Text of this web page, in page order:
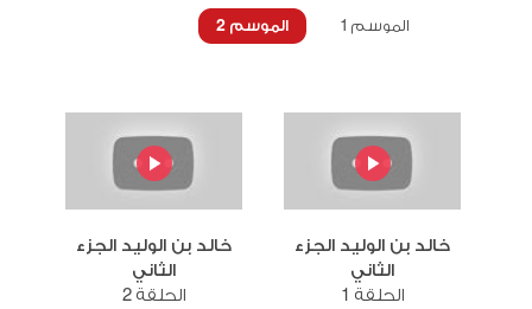
الموسم 1 الموسم 2
خالد بن الوليد الجزء
الثاني
الحلقة 1
خالد بن الوليد الجزء
الثاني
الحلقة 2